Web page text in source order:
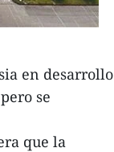
en desarrollo
se
que la